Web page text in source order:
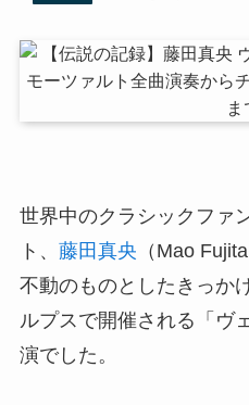
世界中のクラシックファ
ト、 藤田真央 （Mao
不動のものとしたきっか
ルプスで開催される「ヴ
演でした。